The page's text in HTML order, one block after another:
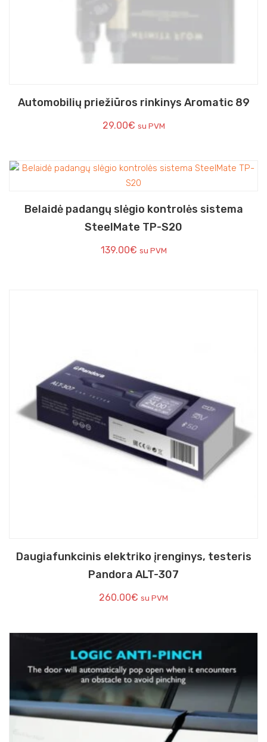
Automobilių priežiūros rinkinys Aromatic 89
29.00€ su PVM
Belaidė padangų slėgio kontrolės sistema
SteelMate TP-S20
139.00€ su PVM
Daugiafunkcinis elektriko įrenginys, testeris
Pandora ALT-307
260.00€ su PVM